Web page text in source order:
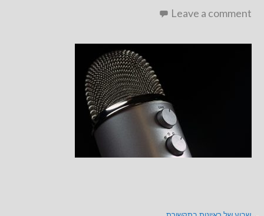
Leave a comment